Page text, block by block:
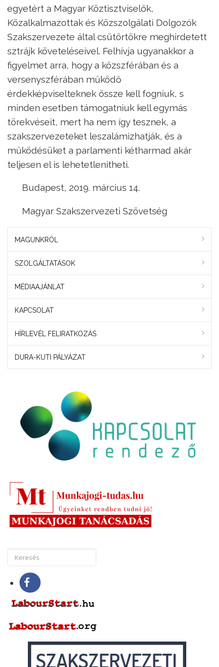
egyetért a Magyar Köztisztviselők,
Közalkalmazottak és Közszolgálati Dolgozók
Szakszervezete által csütörtökre meghirdetett
sztrájk követeléseivel. Felhívja ugyanakkor a
figyelmet arra, hogy a közszférában és a
versenyszférában működő
érdekképviselteknek össze kell fogniuk, s
minden esetben támogatniuk kell egymás
törekvéseit, mert ha nem így tesznek, a
szakszervezeteket leszalámizhatják, és a
működésüket a parlamenti kétharmad akár
teljesen el is lehetetlenítheti.
Budapest, 2019. március 14.
Magyar Szakszervezeti Szövetség
MAGUNKRÓL
SZOLGÁLTATÁSOK
MÉDIAAJÁNLAT
KAPCSOLAT
HÍRLEVÉL FELIRATKOZÁS
DURA-KUTI PÁLYÁZAT